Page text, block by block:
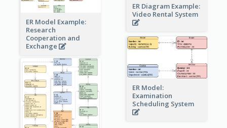
ER Diagram Example:
Video Rental System
ER Model Example:
Research
Cooperation and
Exchange
ER Model:
Examination
Scheduling System